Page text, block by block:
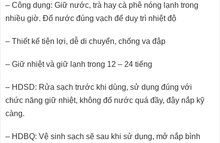
– Công dụng: Giữ nước, trà hay cà phê nóng lạnh trong
nhiều giờ. Đổ nước đúng vạch để duy trì nhiệt độ
– Thiết kế tiện lợi, dễ di chuyển, chống va đập
– Giữ nhiệt và giữ lạnh trong 12 – 24 tiếng
– HDSD: Rửa sạch trước khi dùng, sử dụng đúng với
chức năng giữ nhiệt, không đổ nước quá đầy, đậy nắp kỹ
càng.
– HDBQ: Vệ sinh sạch sẽ sau khi sử dụng, mở nắp bình